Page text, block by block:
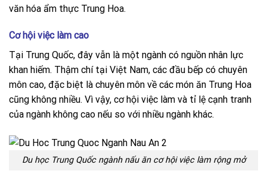
văn hóa ẩm thực Trung Hoa.
Cơ hội việc làm cao
Tại Trung Quốc, đây vẫn là một ngành có nguồn nhân lực
khan hiếm. Thậm chí tại Việt Nam, các đầu bếp có chuyên
môn cao, đặc biệt là chuyên môn về các món ăn Trung Hoa
cũng không nhiều. Vì vậy, cơ hội việc làm và tỉ lệ cạnh tranh
của ngành không cao nếu so với nhiều ngành khác.
Du học Trung Quốc ngành nấu ăn cơ hội việc làm rộng mở